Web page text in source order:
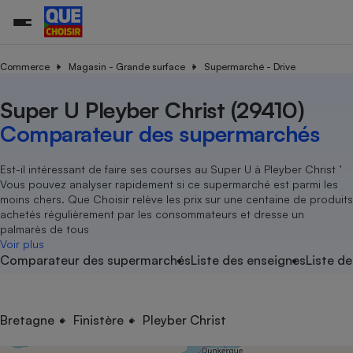
Commerce Magasin - Grande surface Supermarché - Drive
Super U Pleyber Christ (29410)
Comparateur des supermarchés
Est-il intéressant de faire ses courses au Super U à Pleyber Christ ’
Vous pouvez analyser rapidement si ce supermarché est parmi les
moins chers. Que Choisir relève les prix sur une centaine de produits
achetés régulièrement par les consommateurs et dresse un
palmarès de tous
Voir plus
Comparateur des supermarchésListe des enseignesListe
Bretagne Finistère Pleyber Christ
Additifs
Nutrition
Assurance auto
Magasin - Grande surface
Méthode de vente -
Organismes de défense
Système judiciairegratuit
Déchet
Achat - Vente - Travaux
Location
Sport
électrique
Démarche administrative
Senior
Service marchand
Train
Transport aérien
Toutes les actualités
Enquêtes
Guides d'achat
Conseils
Brèves
Tous les services
Soumettre un litige
Lettres types
Rencontrer une association locale
Tous nos combats
Nos actions
Nos grandes victoires
Les billets de la présidente
Nos associations locales
Nous rejoindre
En savoir plus sur Que Choisir Ensemble
?
L’association
Nos missions
Notre méthodologie
Notre financement
Nos partenaires
Nous rejoindre